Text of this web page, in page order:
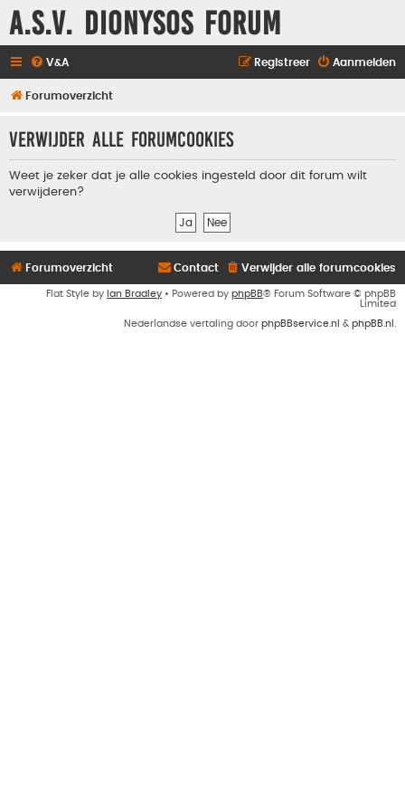
A.S.V. Dionysos Forum
V&A Aanmelden
Registreer
Forumoverzicht
Verwijder alle forumcookies
Weet je zeker dat je alle cookies ingesteld door dit forum wilt
verwijderen?
Forumoverzicht Verwijder alle forumcookies
Contact
Flat Style by Ian Bradley • Powered by phpBB® Forum Software © phpBB
Limited
Nederlandse vertaling door phpBBservice.nl & phpBB.nl